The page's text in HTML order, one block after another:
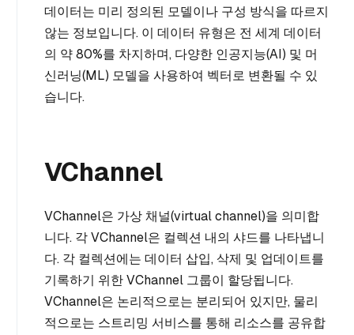
데이터는 미리 정의된 모델이나 구성 방식을 따르지
않는 정보입니다. 이 데이터 유형은 전 세계 데이터
의 약 80%를 차지하며, 다양한 인공지능(AI) 및 머
신러닝(ML) 모델을 사용하여 벡터로 변환될 수 있
습니다.
VChannel
VChannel은 가상 채널(virtual channel)을 의미합
니다. 각 VChannel은 컬렉션 내의 샤드를 나타냅니
다. 각 컬렉션에는 데이터 삽입, 삭제 및 업데이트를
기록하기 위한 VChannel 그룹이 할당됩니다.
VChannel은 논리적으로는 분리되어 있지만, 물리
적으로는 스트리밍 서비스를 통해 리소스를 공유합